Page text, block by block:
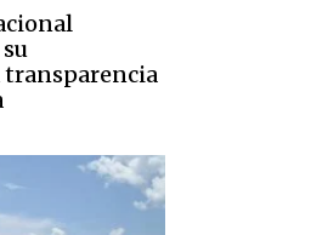
transparencia